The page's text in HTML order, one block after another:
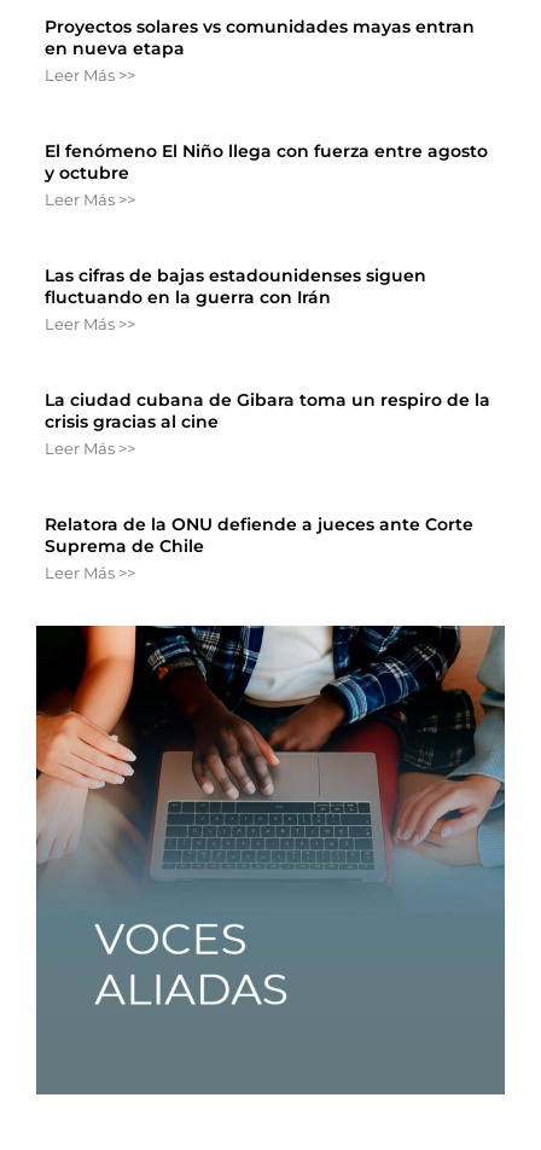
Proyectos solares vs comunidades mayas entran
en nueva etapa
Leer Más >>
El fenómeno El Niño llega con fuerza entre agosto
y octubre
Leer Más >>
Las cifras de bajas estadounidenses siguen
fluctuando en la guerra con Irán
Leer Más >>
La ciudad cubana de Gibara toma un respiro de la
crisis gracias al cine
Leer Más >>
Relatora de la ONU defiende a jueces ante Corte
Suprema de Chile
Leer Más >>